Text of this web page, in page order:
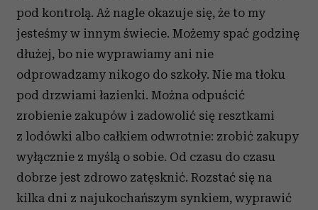
pod kontrolą. Aż nagle okazuje się, że to my
jesteśmy w innym świecie. Możemy spać godzinę
dłużej, bo nie wyprawiamy ani nie
odprowadzamy nikogo do szkoły. Nie ma tłoku
pod drzwiami łazienki. Można odpuścić
zrobienie zakupów i zadowolić się resztkami
z lodówki albo całkiem odwrotnie: zrobić zakupy
wyłącznie z myślą o sobie. Od czasu do czasu
dobrze jest zdrowo zatęsknić. Rozstać się na
kilka dni z najukochańszym synkiem, wyprawić